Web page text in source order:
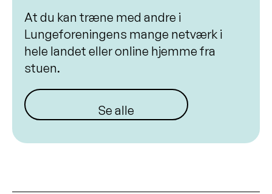
At du kan træne med andre i
Lungeforeningens mange netværk i
hele landet eller online hjemme fra
stuen.
Se alle arrangementer